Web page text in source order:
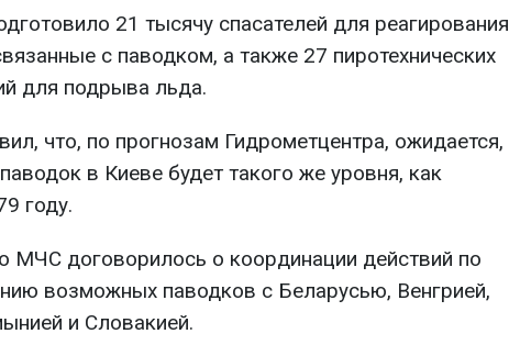
21 тысячу спасателей для реагирования
с паводком, а также 27 пиротехнических
для подрыва льда.
что, по прогнозам Гидрометцентра, ожидается,
в Киеве будет такого же уровня, как
году.
МЧC договорилось о координации действий по
возможных паводков с Беларусью, Венгрией,
и Словакией.